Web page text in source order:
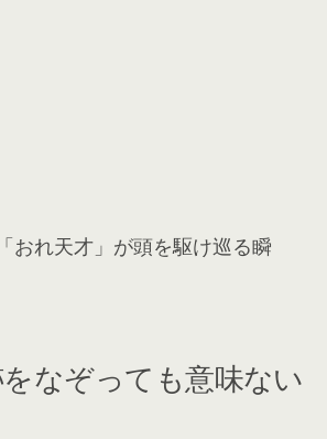
おれ天才」が頭を駆け巡る瞬
なぞっても意味ない